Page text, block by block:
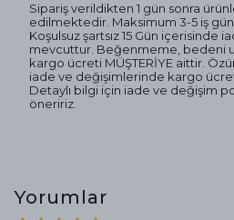
Sipariş verildikten 1 gün sonra
edilmektedir. Maksimum 3-5 iş
Koşulsuz şartsız 15 Gün içerisinde
mevcuttur. Beğenmeme, bedeni
kargo ücreti MÜŞTERİYE aittir.
iade ve değişimlerinde kargo
Detaylı bilgi için iade ve değişim
öneririz.
Yorumlar